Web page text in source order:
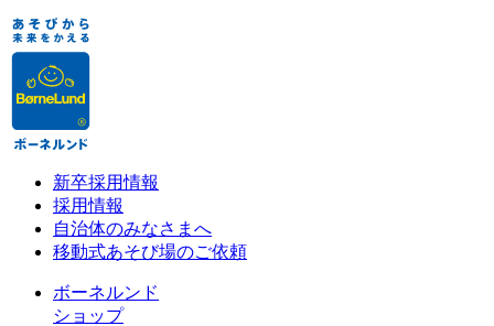
新卒採用情報
採用情報
自治体のみなさまへ
移動式あそび場のご依頼
ボーネルンド
ショップ